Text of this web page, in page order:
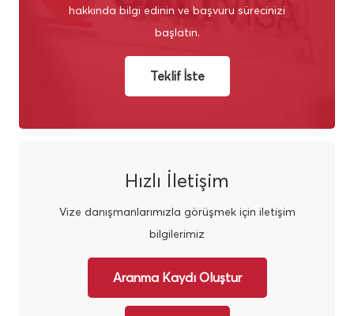
hakkında bilgi edinin ve başvuru sürecinizi
başlatın.
Teklif İste
Hızlı İletişim
Vize danışmanlarımızla görüşmek için iletişim
bilgilerimiz
Aranma Kaydı Oluştur